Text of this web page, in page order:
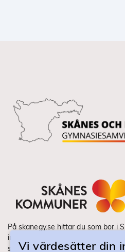
På skanegy.se hittar du som bor i
information om ditt gymnasieval.
som finns och hur ansökan och
Vi värdesätter din